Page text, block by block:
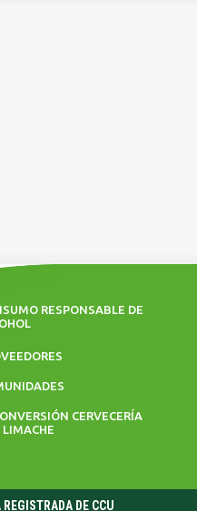
RESPONSABLE DE
CERVECERÍA
LIMACHE
DE CCU